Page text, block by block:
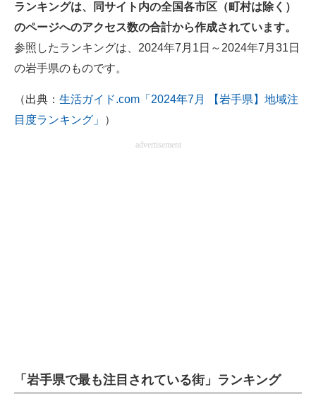
企業ITのトレンドを詳説
マーケ×ITの今がよく分かる
ITエンジニア向け専門サイト
ちょっと気になるネットの話題
ランキングは、同サイト内の全国各市区（町村は除く）
のページへのアクセス数の合計から作成されています。
参照したランキングは、2024年7月1日～2024年7月31日
の岩手県のものです。
（出典： 生活ガイド.com「2024年7月 【岩手県】地域注
目度ランキング」
）
advertisement
「岩手県で最も注目されている街」ランキング